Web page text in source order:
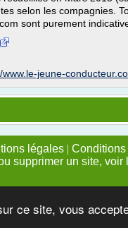
ce site, vous
selon les compagnies.
sont purement
www.le-jeune-
légales |
supprimer un site,